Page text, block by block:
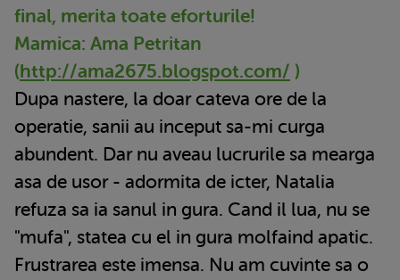
final, merita toate eforturile!
Mamica: Ama Petritan
(http://ama2675.blogspot.com/ )
Dupa nastere, la doar cateva ore de la
operatie, sanii au inceput sa-mi curga
abundent. Dar nu aveau lucrurile sa mearga
asa de usor - adormita de icter, Natalia
refuza sa ia sanul in gura. Cand il lua, nu se
"mufa", statea cu el in gura molfaind apatic.
Frustrarea este imensa. Nu am cuvinte sa o